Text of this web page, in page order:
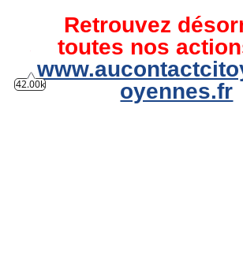
Retrouvez
toutes nos
oyennes.fr
42.00k